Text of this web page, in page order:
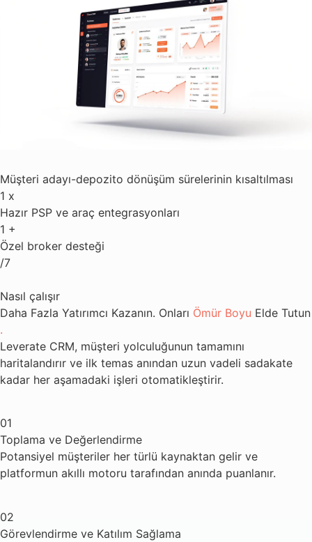
Müşteri adayı-depozito dönüşüm sürelerinin kısaltılması
1 x
Hazır PSP ve araç entegrasyonları
1 +
Özel broker desteği
/7
Nasıl çalışır
Daha Fazla Yatırımcı Kazanın. Onları Ömür Boyu Elde Tutun
.
Leverate CRM, müşteri yolculuğunun tamamını
haritalandırır ve ilk temas anından uzun vadeli sadakate
kadar her aşamadaki işleri otomatikleştirir.
01
Toplama ve Değerlendirme
Potansiyel müşteriler her türlü kaynaktan gelir ve
platformun akıllı motoru tarafından anında puanlanır.
02
Görevlendirme ve Katılım Sağlama